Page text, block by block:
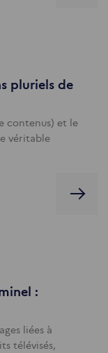
pluriels de
contenus) et le
véritable
:
liées à
télévisés,